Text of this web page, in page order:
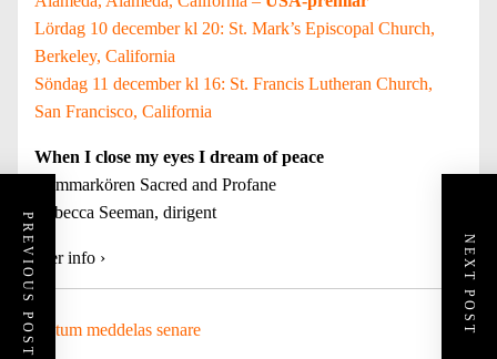
Lördag 10 december kl 20: St. Mark’s Episcopal Church,
Berkeley, California
Söndag 11 december kl 16: St. Francis Lutheran Church,
San Francisco, California
When I close my eyes I dream of peace
Kammarkören Sacred and Profane
Rebecca Seeman, dirigent
Mer info ›
Datum meddelas senare
PREVIOUS POST NEXT POST